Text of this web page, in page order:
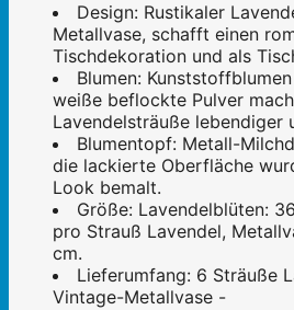
Design: Rustikaler
Metallvase, schafft einen
Tischdekoration und als
Blumen:
weiße beflockte Pulver
Lavendelsträuße lebendiger
Blumentopf: Metall-
die lackierte Oberfläche
Look bemalt.
Größe: Lavendelblüten:
pro Strauß Lavendel,
cm.
Lieferumfang: 6 Sträuße
Vintage-Metallvase -